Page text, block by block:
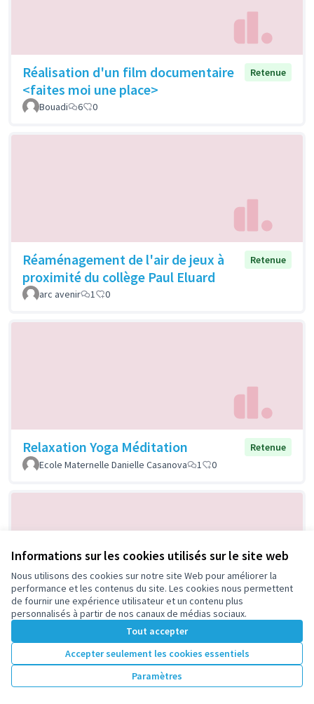
Informations sur les cookies utilisés sur le site web
Nous utilisons des cookies sur notre site Web pour améliorer la
performance et les contenus du site. Les cookies nous permettent
de fournir une expérience utilisateur et un contenu plus
personnalisés à partir de nos canaux de médias sociaux.
Tout accepter
Accepter seulement les cookies essentiels
Paramètres
Réalisation d'un film documentaire
<faites moi une place>
Retenue
Bouadi 6 0
Réaménagement de l'air de jeux à
proximité du collège Paul Eluard
Retenue
arc avenir 1 0
Relaxation Yoga Méditation
Retenue
Ecole Maternelle Danielle Casanova
1 0
Soirées découvertes musicales
Retenue